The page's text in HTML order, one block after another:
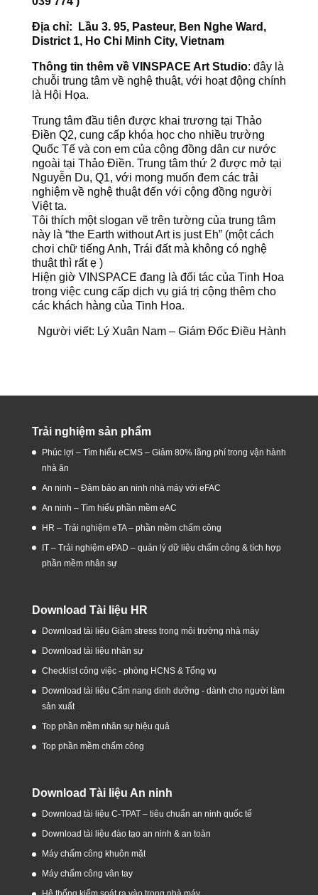
Địa chỉ: Lầu 3. 95, Pasteur, Ben Nghe Ward,
District 1, Ho Chi Minh City, Vietnam
Thông tin thêm về VINSPACE Art Studio: đây là
chuỗi trung tâm về nghệ thuật, với hoạt động chính
là Hội Họa.
Trung tâm đầu tiên được khai trương tại Thảo
Điền Q2, cung cấp khóa học cho nhiều trường
Quốc Tế và con em của cộng đồng dân cư nước
ngoài tại Thảo Điền. Trung tâm thứ 2 được mở tại
Nguyễn Du, Q1, với mong muốn đem các trải
nghiệm về nghệ thuật đến với cộng đồng người
Việt ta.
Tôi thích một slogan vẽ trên tường của trung tâm
này là “the Earth without Art is just Eh” (một cách
chơi chữ tiếng Anh, Trái đất mà không có nghệ
thuật thì rất ẹ )
Hiện giờ VINSPACE đang là đối tác của Tinh Hoa
trong việc cung cấp dịch vụ giá trị cộng thêm cho
các khách hàng của Tinh Hoa.
Người viết: Lý Xuân Nam – Giám Đốc Điều Hành
Trải nghiệm sản phẩm
Phúc lợi – Tìm hiểu eCMS – Giảm 80% lãng phí trong vận hành
nhà ăn
An ninh – Đảm bảo an ninh nhà máy với eFAC
An ninh – Tìm hiểu phần mềm eAC
HR – Trải nghiệm eTA – phần mềm chấm công
IT – Trải nghiệm ePAD – quản lý dữ liệu chấm công & tích hợp
phần mềm nhân sự
Download Tài liệu HR
Download tài liệu Giảm stress trong môi trường nhà máy
Download tài liệu nhân sự
Checklist công việc - phòng HCNS & Tổng vụ
Download tài liệu Cẩm nang dinh dưỡng - dành cho người làm
sản xuất
Top phần mềm nhân sự hiệu quả
Top phần mềm chấm công
Download Tài liệu An ninh
Download tài liệu C-TPAT – tiêu chuẩn an ninh quốc tế
Download tài liệu đào tạo an ninh & an toàn
Máy chấm công khuôn mặt
Máy chấm công vân tay